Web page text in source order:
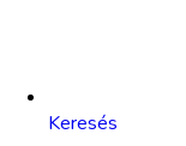
Keresés